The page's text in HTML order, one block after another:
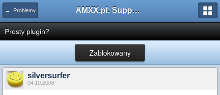
← Problemy AMXX.pl: Support AMX Mod X i SourceMod
Prosty plugin?
Zablokowany
silversurfer
04.10.2008